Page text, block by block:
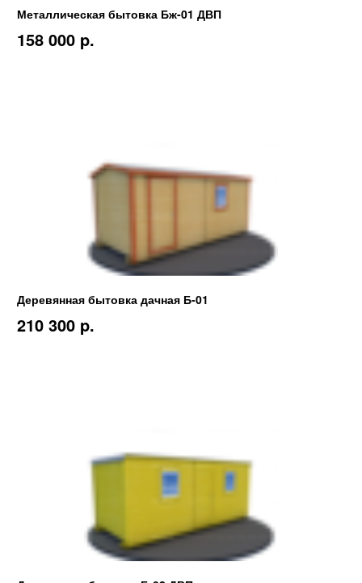
Металлическая бытовка Бж-01 ДВП
158 000 p.
Деревянная бытовка дачная Б-01
210 300 p.